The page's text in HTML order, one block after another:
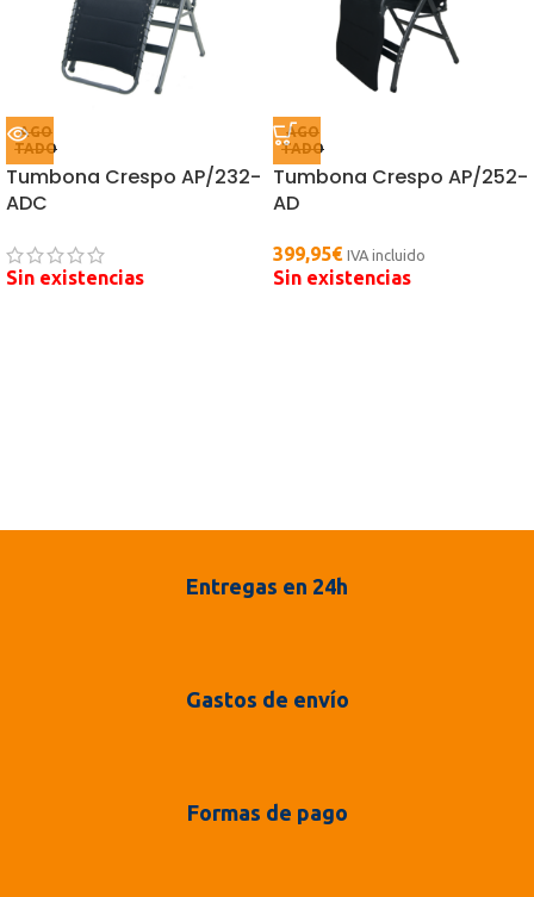
AGO
TADO
Tumbona Crespo AP/232-
ADC
Sin existencias
AGO
TADO
Tumbona Crespo AP/252-
AD
399,95€ IVA incluido
Sin existencias
Entregas en 24h
Gastos de envío
Formas de pago